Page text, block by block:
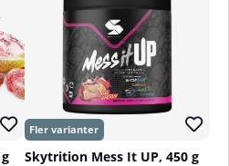
Skytrition Mess It UP, 450 g